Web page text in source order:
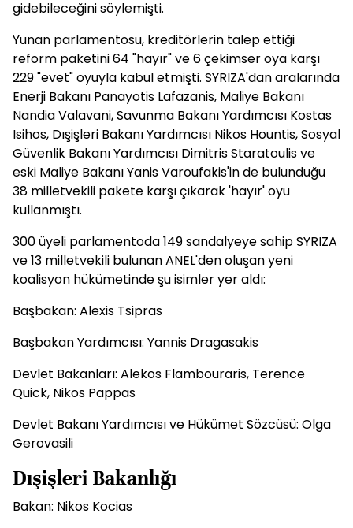
gidebileceğini söylemişti.
Yunan parlamentosu, kreditörlerin talep ettiği
reform paketini 64 "hayır" ve 6 çekimser oya karşı
229 "evet" oyuyla kabul etmişti. SYRIZA'dan aralarında
Enerji Bakanı Panayotis Lafazanis, Maliye Bakanı
Nandia Valavani, Savunma Bakanı Yardımcısı Kostas
Isihos, Dışişleri Bakanı Yardımcısı Nikos Hountis, Sosyal
Güvenlik Bakanı Yardımcısı Dimitris Staratoulis ve
eski Maliye Bakanı Yanis Varoufakis'in de bulunduğu
38 milletvekili pakete karşı çıkarak 'hayır' oyu
kullanmıştı.
300 üyeli parlamentoda 149 sandalyeye sahip SYRIZA
ve 13 milletvekili bulunan ANEL'den oluşan yeni
koalisyon hükümetinde şu isimler yer aldı:
Başbakan: Alexis Tsipras
Başbakan Yardımcısı: Yannis Dragasakis
Devlet Bakanları: Alekos Flambouraris, Terence
Quick, Nikos Pappas
Devlet Bakanı Yardımcısı ve Hükümet Sözcüsü: Olga
Gerovasili
Dışişleri Bakanlığı
Bakan: Nikos Kocias